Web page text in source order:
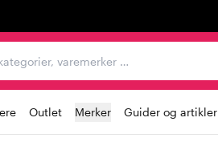
kategorier, varemerker …
Outlet Merker Guider og artikler